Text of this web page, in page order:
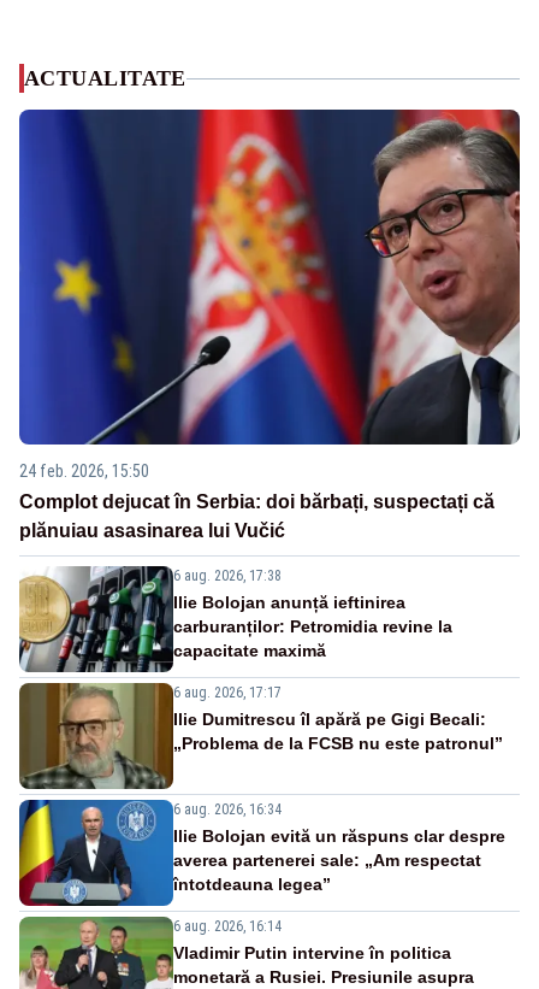
ACTUALITATE
24 feb. 2026, 15:50
Complot dejucat în Serbia: doi bărbați, suspectați că
plănuiau asasinarea lui Vučić
6 aug. 2026, 17:38
Ilie Bolojan anunță ieftinirea
carburanților: Petromidia revine la
capacitate maximă
6 aug. 2026, 17:17
Ilie Dumitrescu îl apără pe Gigi Becali:
„Problema de la FCSB nu este patronul”
6 aug. 2026, 16:34
Ilie Bolojan evită un răspuns clar despre
averea partenerei sale: „Am respectat
întotdeauna legea”
6 aug. 2026, 16:14
Vladimir Putin intervine în politica
monetară a Rusiei. Presiunile asupra